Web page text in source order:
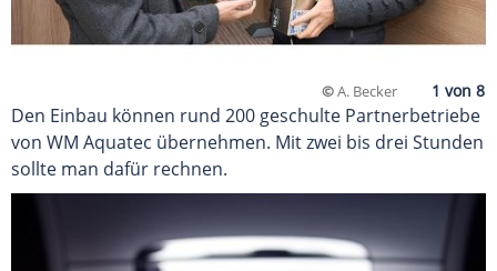
©A. Becker
Den Einbau können rund 200 geschulte Partnerbetriebe
von WM Aquatec übernehmen. Mit zwei bis drei Stunden
sollte man dafür rechnen.